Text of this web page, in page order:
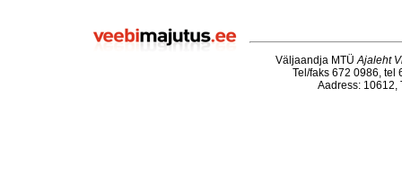
Väljaandja MTÜAjaleht
Tel/faks 672 0986, tel
Aadress: 10612,